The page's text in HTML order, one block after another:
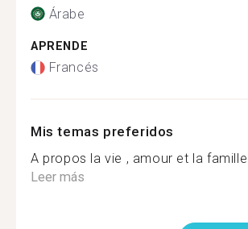
Árabe
APRENDE
Francés
Mis temas preferidos
A propos la vie , amour et la
Leer más